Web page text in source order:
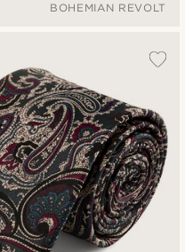
BOHEMIAN REVOLT